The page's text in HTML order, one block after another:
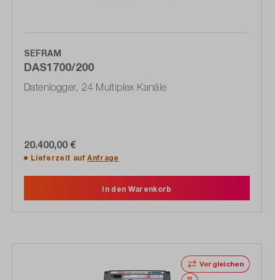
SEFRAM
DAS1700/200
Datenlogger, 24 Multiplex Kanäle
20.400,00 €
Lieferzeit aufAnfrage
In den Warenkorb
Vergleichen